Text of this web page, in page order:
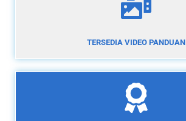
TERSEDIA VIDEO PANDUAN